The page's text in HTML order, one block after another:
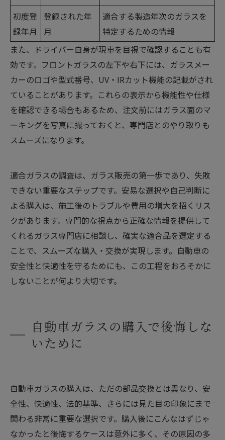
初度登
録年月
登録された年
月
適合する製造年次のガラスを
特定するための情報
また、ドライバー自身が現車を目視で確認することも有
効です。フロントガラスの左下や右下には、ガラスメー
カーのロゴや型式番号、UV・IRカット機能の記載がされ
ていることがあります。これらの表示から機能性や仕様
を確認できる場合もあるため、注文前にはガラス面のマ
ーキングを写真に撮っておくと、専門店とのやり取りも
スムーズになります。
適合ガラスの調査は、ガラス販売の第一歩であり、失敗
できない重要なステップです。安易な選択や自己判断に
よる購入は、施工後のトラブルや費用の増大を招くリス
クがあります。専門的な視点から正確な情報を提供して
くれるガラス専門店に相談し、確実な適合品を選定する
ことで、スムーズな購入・交換が実現します。自動車の
安全性と快適性を守るためにも、この工程をおろそかに
しないことが何より大切です。
自動車ガラスの購入で後悔しな
いために
自動車ガラスの購入は、ただの部品交換とは異なり、安
全性、快適性、法的基準、さらには見た目の印象にまで
関わる非常に重要な選択です。購入後にこんなはずじゃ
なかったと後悔するケースは意外に多く、その原因の多